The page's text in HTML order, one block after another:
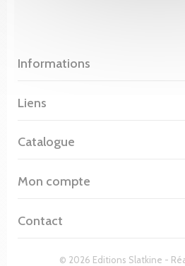
Informations
© 2026 Editions Slatkine -
Liens
Catalogue
Mon compte
Contact